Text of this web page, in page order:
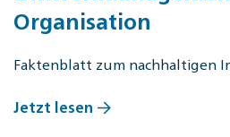
Organisation
Faktenblatt zum nachhaltigen
Jetzt lesen